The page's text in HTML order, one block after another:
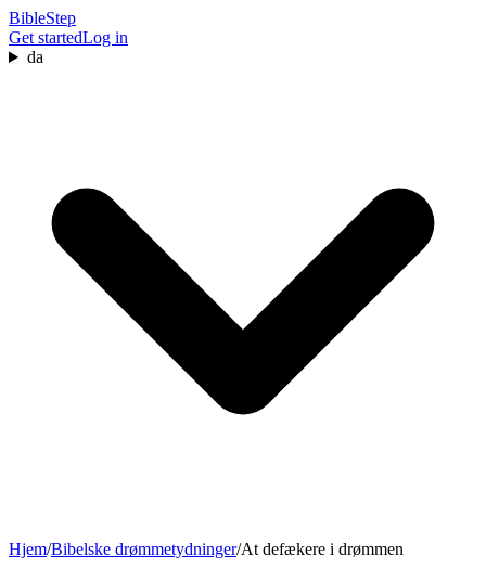
BibleStep
Get startedLog in
da
Hjem/Bibelske drømmetydninger/At defækere i drømmen